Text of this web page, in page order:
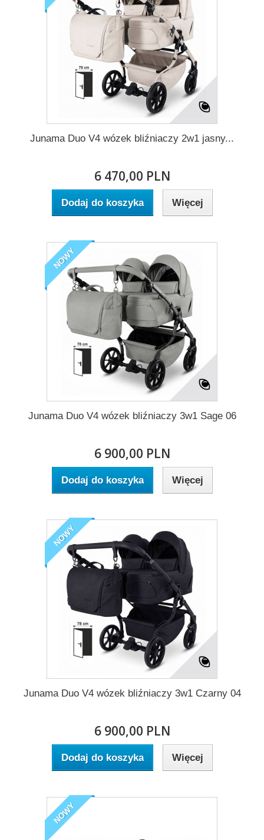
Junama Duo V4 wózek bliźniaczy 2w1 jasny...
6 470,00 PLN
Dodaj do koszyka Więcej
NOWY
Junama Duo V4 wózek bliźniaczy 3w1 Sage 06
6 900,00 PLN
Dodaj do koszyka Więcej
NOWY
Junama Duo V4 wózek bliźniaczy 3w1 Czarny 04
6 900,00 PLN
Dodaj do koszyka Więcej
NOWY